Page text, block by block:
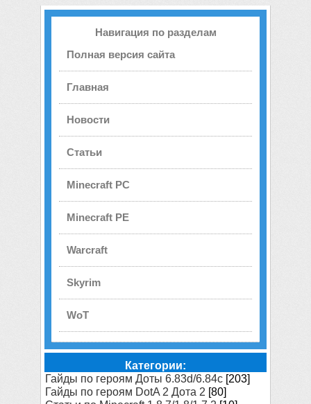
Навигация по разделам
Полная версия сайта
Главная
Новости
Статьи
Minecraft PC
Minecraft PE
Warcraft
Skyrim
WoT
Категории:
Гайды по героям Доты 6.83d/6.84c [203]
Гайды по героям DotA 2 Дота 2 [80]